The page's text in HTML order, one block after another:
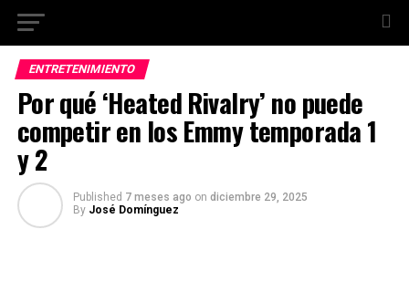
ENTRETENIMIENTO
Por qué ‘Heated Rivalry’ no puede
competir en los Emmy temporada 1
y 2
Published 7 meses ago on diciembre 29, 2025
By José Domínguez